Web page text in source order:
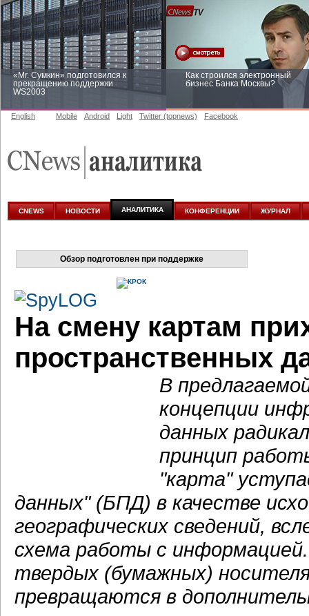
«Mr. Сумкин» подготовился к
прекращению поддержки
WS2003
Как строился электронный
бизнес Банка Москвы?
аналитике
English Mobile Android Light Twitter (topnews) Facebook
CNEWS НОВОСТИ АНАЛИТИКА КОНФЕРЕНЦИИ ЖУРНАЛ
Обзор подготовлен при поддержке
На смену картам
пространственных
В
концепции
данных
принцип
"карта"
данных" (БПД) в качестве
географических сведений,
схема работы с
твердых (бумажных)
превращаются в